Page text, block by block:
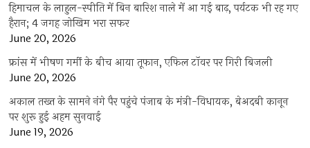
हिमाचल के लाहुल-स्पीति में बिन बारिश नाले में आ गई बाढ़, पर्यटक भी रह गए
हैरान; 4 जगह जोखिम भरा सफर
June 20, 2026
फ्रांस में भीषण गर्मी के बीच आया तूफान, एफिल टॉवर पर गिरी बिजली
June 20, 2026
अकाल तख्त के सामने नंगे पैर पहुंचे पंजाब के मंत्री-विधायक, बेअदबी कानून
पर शुरू हुई अहम सुनवाई
June 19, 2026